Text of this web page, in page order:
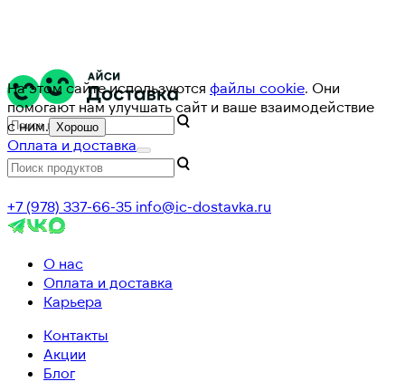
На этом сайте используются файлы cookie. Они
помогают нам улучшать сайт и ваше взаимодействие
с ним. Хорошо
Оплата и доставка
+7 (978) 337-66-35 info@ic-dostavka.ru
О нас
Оплата и доставка
Карьера
Контакты
Акции
Блог